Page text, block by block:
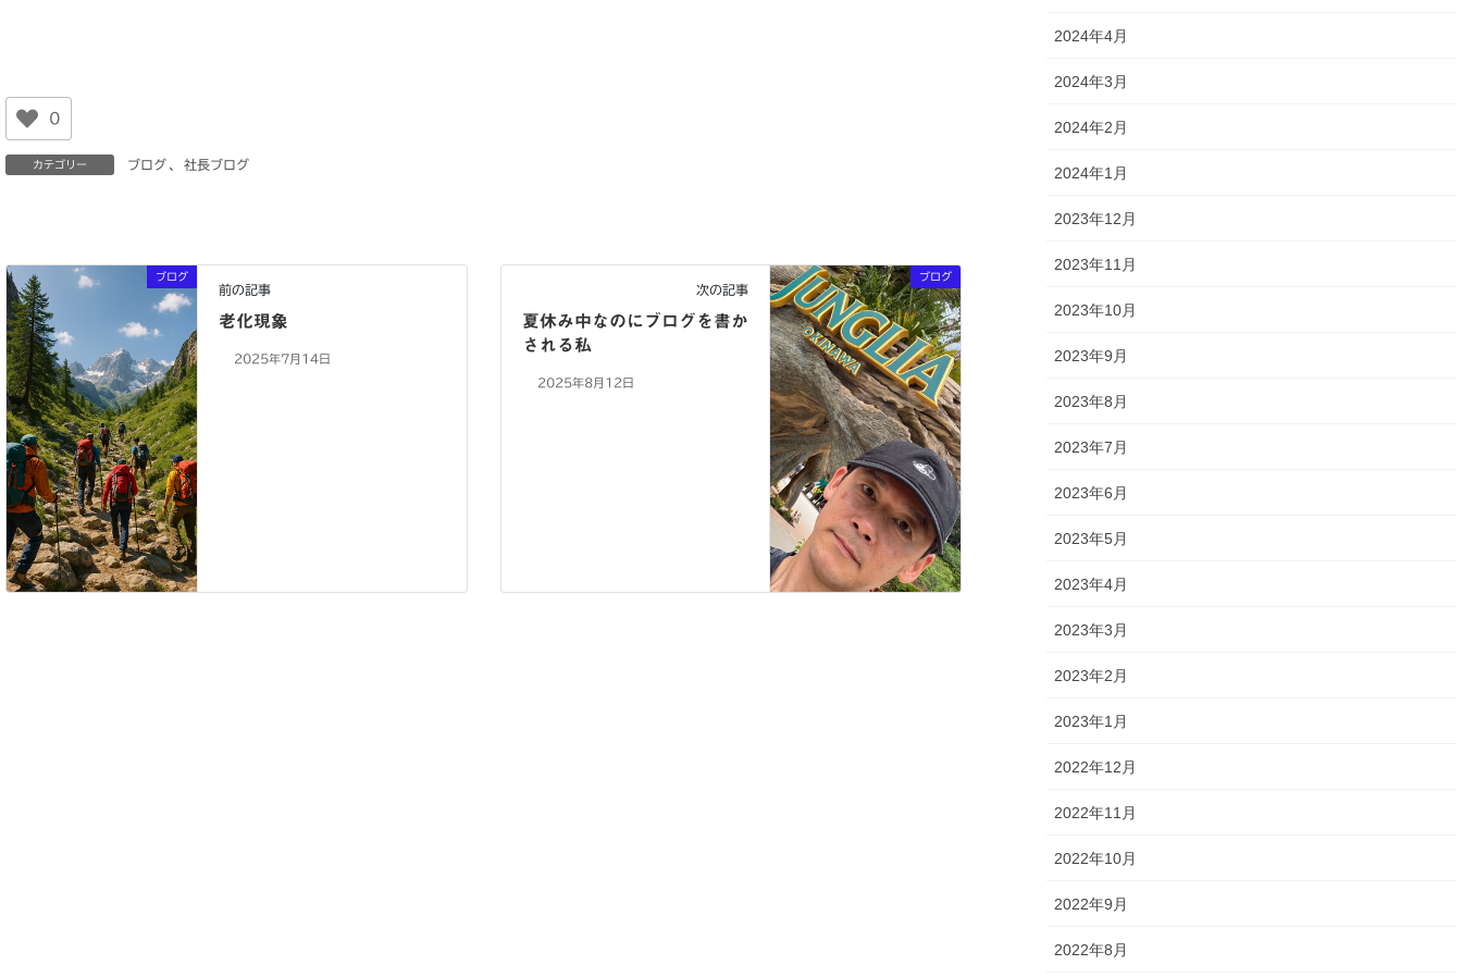
0
カテゴリー ブログ 、 社長ブログ
ブログ
前の記事
老化現象
2025年7月14日
ブログ
次の記事
夏休み中なのにブログを書か
される私
2025年8月12日
2024年4月
2024年3月
2024年2月
2024年1月
2023年12月
2023年11月
2023年10月
2023年9月
2023年8月
2023年7月
2023年6月
2023年5月
2023年4月
2023年3月
2023年2月
2023年1月
2022年12月
2022年11月
2022年10月
2022年9月
2022年8月